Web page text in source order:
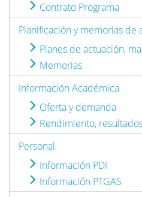
Contrato Programa
Planificación y memorias de
Planes de actuación,
Memorias
Información Académica
Oferta y demanda
Rendimiento,
Personal
Información PDI
Información PTGAS